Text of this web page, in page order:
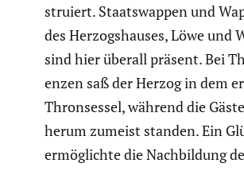
stru­iert. Staats­wappen und
des Herzogs­hauses, Löwe und
sind hier überall präsent. Bei
enzen saß der Herzog in dem
Thron­sessel, während die
herum zumeist standen. Ein
ermög­lichte die Nachbil­dung